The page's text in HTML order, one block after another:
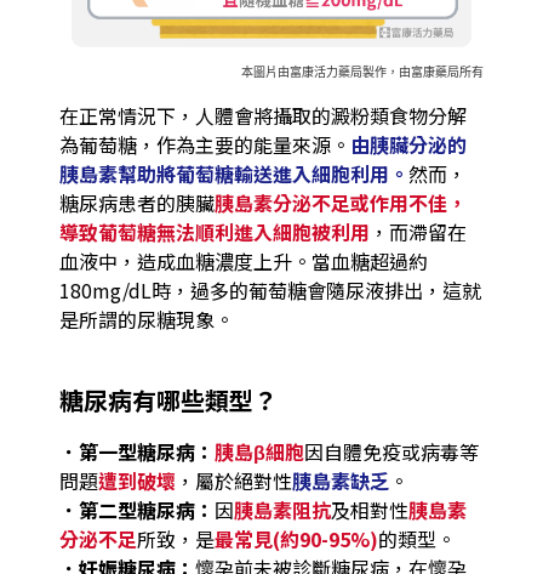
本圖片由富康活力藥局製作，由富康藥局所有
在正常情況下，人體會將攝取的澱粉類食物分解
為葡萄糖，作為主要的能量來源。 由胰臟分泌的
胰島素幫助將葡萄糖輸送進入細胞利用。 然而，
糖尿病患者的胰臟胰島素分泌不足或作用不佳，
導致葡萄糖無法順利進入細胞被利用 ，而滯留在
血液中，造成血糖濃度上升。當血糖超過約
180mg/dL時，過多的葡萄糖會隨尿液排出，這就
是所謂的尿糖現象。
糖尿病有哪些類型？
． 第一型糖尿病： 胰島β細胞因自體免疫或病毒等
問題遭到破壞 ，屬於絕對性胰島素缺乏。
． 第二型糖尿病： 因胰島素阻抗及相對性胰島素
分泌不足所致，是最常見(約90-95%)的類型。
． 妊娠糖尿病： 懷孕前未被診斷糖尿病，在懷孕